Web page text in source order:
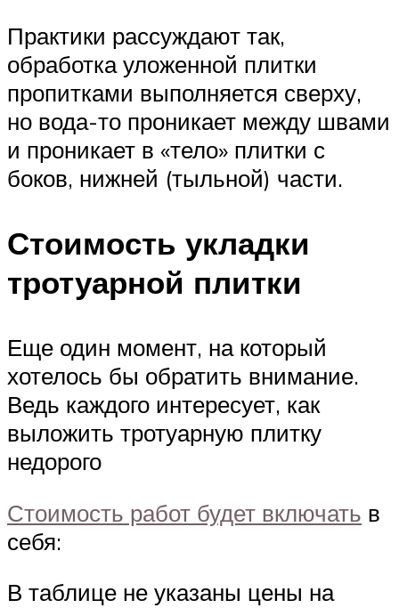
Практики рассуждают так,
обработка уложенной плитки
пропитками выполняется сверху,
но вода-то проникает между швами
и проникает в «тело» плитки с
боков, нижней (тыльной) части.
Стоимость укладки
тротуарной плитки
Еще один момент, на который
хотелось бы обратить внимание.
Ведь каждого интересует, как
выложить тротуарную плитку
недорого
Стоимость работ будет включать в
себя:
В таблице не указаны цены на